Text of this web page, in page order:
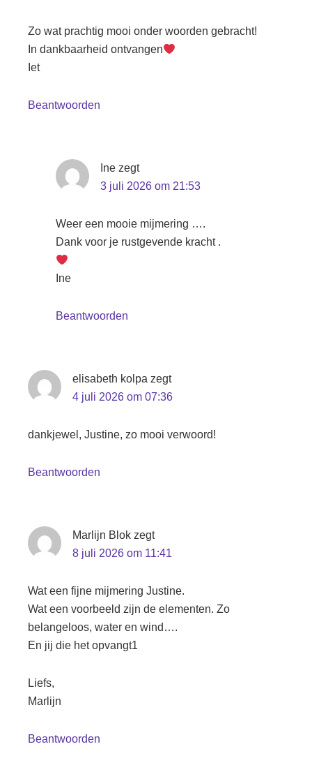
Zo wat prachtig mooi onder woorden gebracht!
In dankbaarheid ontvangen
Iet
Beantwoorden
Ine zegt
3 juli 2026 om 21:53
Weer een mooie mijmering ….
Dank voor je rustgevende kracht .
Ine
Beantwoorden
elisabeth kolpa zegt
4 juli 2026 om 07:36
dankjewel, Justine, zo mooi verwoord!
Beantwoorden
Marlijn Blok zegt
8 juli 2026 om 11:41
Wat een fijne mijmering Justine.
Wat een voorbeeld zijn de elementen. Zo
belangeloos, water en wind….
En jij die het opvangt1
Liefs,
Marlijn
Beantwoorden